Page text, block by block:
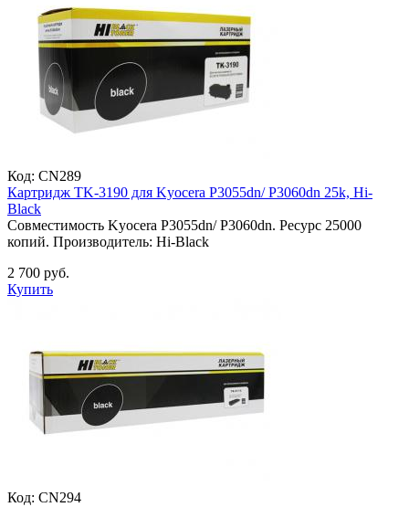
Код: CN289
Картридж TK-3190 для Kyocera P3055dn/ P3060dn 25k, Hi-
Black
Совместимость Kyocera P3055dn/ P3060dn. Ресурс 25000
копий. Производитель: Hi-Black
2 700 руб.
Купить
Код: CN294